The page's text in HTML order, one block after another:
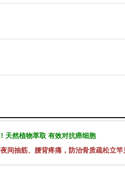
天然植物萃取 有效对抗癌细胞
间抽筋、腰背疼痛，防治骨质疏松立竿